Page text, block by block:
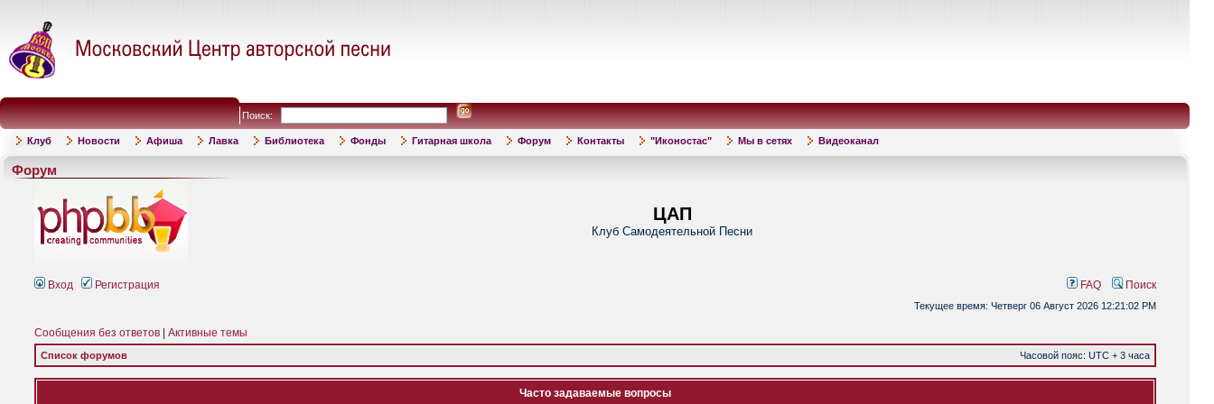
Поиск:
Клуб Новости Афиша Лавка Библиотека Фонды Гитарная школа Форум Контакты "Иконостас" Мы в сетях Видеоканал
Форум
ЦАП
Клуб Самодеятельной Песни
Вход Регистрация FAQ Поиск
Текущее время: Четверг 06 Август 2026 12:21:02 PM
Сообщения без ответов Активные темы
Список форумов Часовой пояс: UTC + 3 часа
Часто задаваемые вопросы